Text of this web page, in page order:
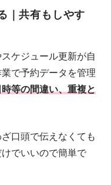
｜共有もしやす
ケジュール更新が自
で予約データを管理
等の間違い、重複と
口頭で伝えなくても
でいいので簡単で